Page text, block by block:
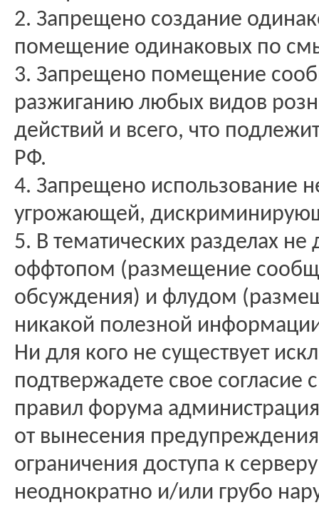
2. Запрещено создание
помещение одинаковых по
3. Запрещено помещение
разжиганию любых видов
действий и всего, что
РФ.
4. Запрещено использование
угрожающей,
5. В тематических разделах не
оффтопом (размещение
обсуждения) и флудом
никакой полезной
Ни для кого не существует
подтвержадете свое
правил форума
от вынесения
ограничения доступа к
неоднократно и/или грубо